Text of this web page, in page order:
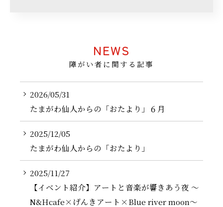
障がい者に関する記事
NEWS
2026/05/31
たまがわ仙人からの「おたより」６月
2025/12/05
たまがわ仙人からの「おたより」
2025/11/27
【イベント紹介】アートと音楽が響きあう夜 〜
N&Hcafe×げんきアート×Blue river moon〜